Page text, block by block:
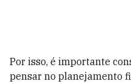
Por isso, é importante
pensar no planejamento